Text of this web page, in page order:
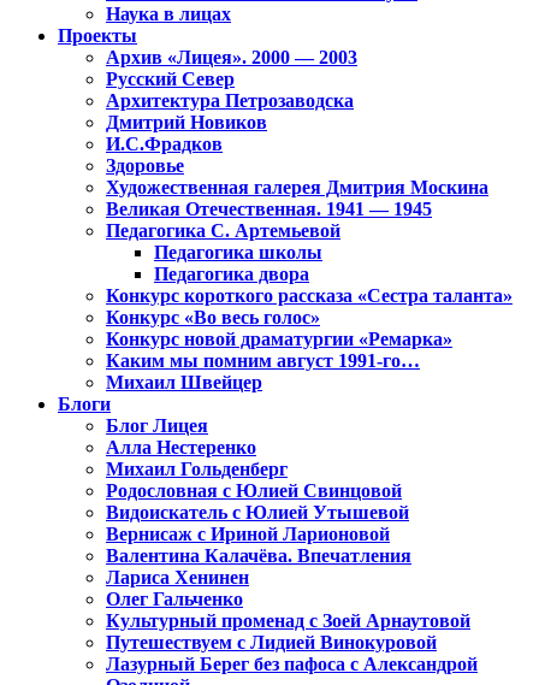
Наука в лицах
Проекты
Архив «Лицея». 2000 — 2003
Русский Север
Архитектура Петрозаводска
Дмитрий Новиков
И.С.Фрадков
Здоровье
Художественная галерея Дмитрия Москина
Великая Отечественная. 1941 — 1945
Педагогика С. Артемьевой
Педагогика школы
Педагогика двора
Конкурс короткого рассказа «Сестра таланта»
Конкурс «Во весь голос»
Конкурс новой драматургии «Ремарка»
Каким мы помним август 1991-го…
Михаил Швейцер
Блоги
Блог Лицея
Алла Нестеренко
Михаил Гольденберг
Родословная с Юлией Свинцовой
Видоискатель с Юлией Утышевой
Вернисаж с Ириной Ларионовой
Валентина Калачёва. Впечатления
Лариса Хенинен
Олег Гальченко
Культурный променад с Зоей Арнаутовой
Путешествуем с Лидией Винокуровой
Лазурный Берег без пафоса с Александрой